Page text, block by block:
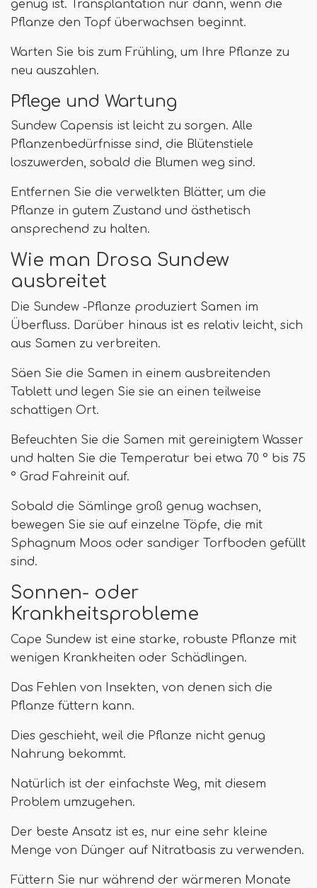
genug ist. Transplantation nur dann, wenn die
Pflanze den Topf überwachsen beginnt.
Warten Sie bis zum Frühling, um Ihre Pflanze zu
neu auszahlen.
Pflege und Wartung
Sundew Capensis ist leicht zu sorgen. Alle
Pflanzenbedürfnisse sind, die Blütenstiele
loszuwerden, sobald die Blumen weg sind.
Entfernen Sie die verwelkten Blätter, um die
Pflanze in gutem Zustand und ästhetisch
ansprechend zu halten.
Wie man Drosa Sundew
ausbreitet
Die Sundew -Pflanze produziert Samen im
Überfluss. Darüber hinaus ist es relativ leicht, sich
aus Samen zu verbreiten.
Säen Sie die Samen in einem ausbreitenden
Tablett und legen Sie sie an einen teilweise
schattigen Ort.
Befeuchten Sie die Samen mit gereinigtem Wasser
und halten Sie die Temperatur bei etwa 70 ° bis 75
° Grad Fahreinit auf.
Sobald die Sämlinge groß genug wachsen,
bewegen Sie sie auf einzelne Töpfe, die mit
Sphagnum Moos oder sandiger Torfboden gefüllt
sind.
Sonnen- oder
Krankheitsprobleme
Cape Sundew ist eine starke, robuste Pflanze mit
wenigen Krankheiten oder Schädlingen.
Das Fehlen von Insekten, von denen sich die
Pflanze füttern kann.
Dies geschieht, weil die Pflanze nicht genug
Nahrung bekommt.
Natürlich ist der einfachste Weg, mit diesem
Problem umzugehen.
Der beste Ansatz ist es, nur eine sehr kleine
Menge von Dünger auf Nitratbasis zu verwenden.
Füttern Sie nur während der wärmeren Monate